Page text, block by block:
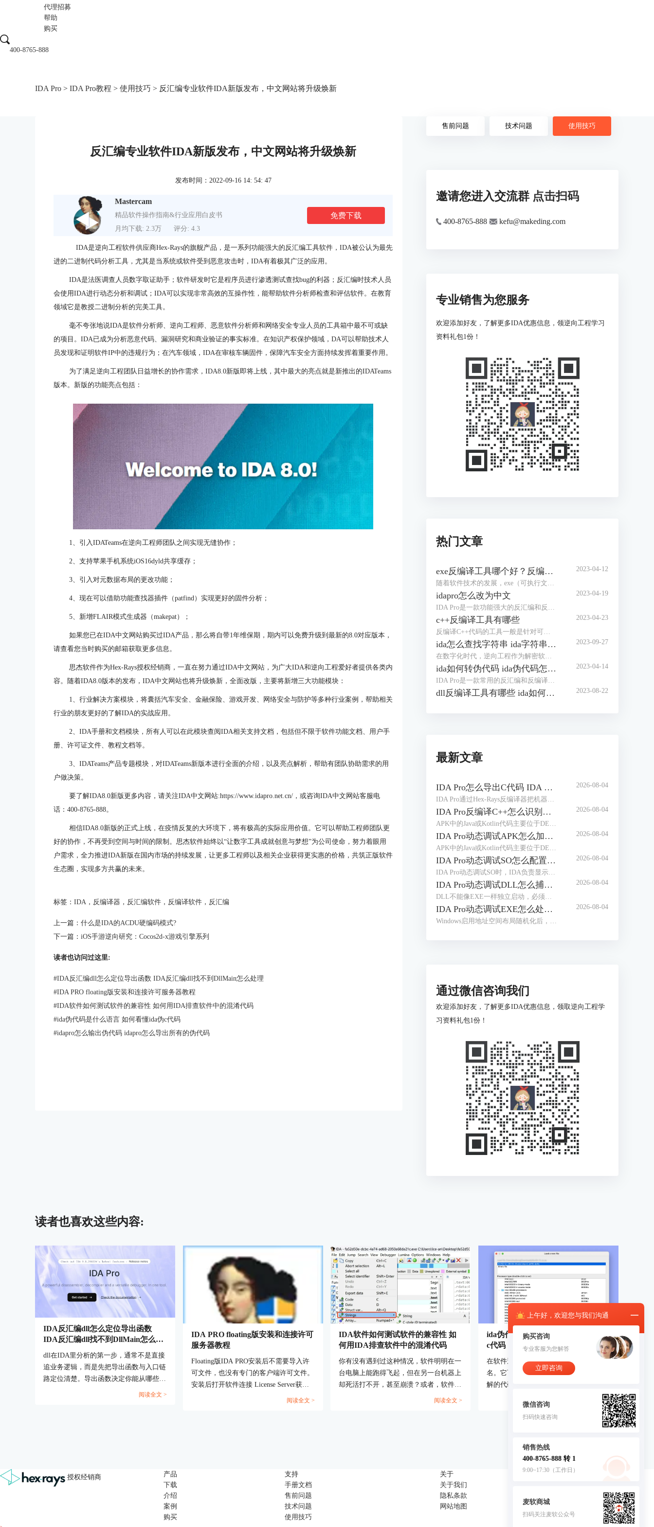
上午好， 欢迎您与我们沟通
购买咨询
专业客服为您解答
立即咨询
微信咨询
扫码快速咨询
销售热线
400-8765-888 转 1
9:00~17:30（工作日）
麦软商城
扫码关注麦软公众号
客服
代理招募
帮助
购买
400-8765-888
IDA Pro > IDA Pro教程 > 使用技巧 > 反汇编专业软件IDA新版发布，中文网站将升级焕新
反汇编专业软件IDA新版发布，中文网站将升级焕新
发布时间：2022-09-16 14: 54: 47
Mastercam
精品软件操作指南&行业应用白皮书
月均下载: 2.3万
评分: 4.3
免费下载
IDA是逆向工程软件供应商Hex-Rays的旗舰产品，是一系列功能强大的反汇编工具软件，IDA被公认为最先
进的二进制代码分析工具，尤其是当系统或软件受到恶意攻击时，IDA有着极其广泛的应用。
IDA是法医调查人员数字取证助手；软件研发时它是程序员进行渗透测试查找bug的利器；反汇编时技术人员
会使用IDA进行动态分析和调试；IDA可以实现非常高效的互操作性，能帮助软件分析师检查和评估软件。在教育
领域它是教授二进制分析的完美工具。
毫不夸张地说IDA是软件分析师、逆向工程师、恶意软件分析师和网络安全专业人员的工具箱中最不可或缺
的项目。IDA已成为分析恶意代码、漏洞研究和商业验证的事实标准。在知识产权保护领域，DA可以帮助技术人
员发现和证明软件IP中的违规行为；在汽车领域，IDA在审核车辆固件，保障汽车安全方面持续发挥着重要作用。
为了满足逆向工程团队日益增长的协作需求，IDA8.0新版即将上线，其中最大的亮点就是新推出的IDATeams
版本。新版的功能亮点包括：
1、引入IDATeams在逆向工程师团队之间实现无缝协作；
2、支持苹果手机系统iOS16dyld共享缓存；
3、引入对元数据布局的更改功能；
4、现在可以借助功能查找器插件（patfind）实现更好的固件分析；
5、新增FLAIR模式生成器（makepat）；
如果您已在IDA中文网站购买过IDA产品，那么将自带1年维保期，期内可以免费升级到最新的8.0对应版本，
请查看您当时购买的邮箱获取更多信息。
思杰软件作为Hex-Rays授权经销商，一直在努力通过IDA中文网站，为广大IDA和逆向工程爱好者提供各类内
容。随着IDA8.0版本的发布，IDA中文网站也将升级焕新，全面改版，主要将新增三大功能模块：
1、行业解决方案模块，将囊括汽车安全、金融保险、游戏开发、网络安全与防护等多种行业案例，帮助相关
行业的朋友更好的了解IDA的实战应用。
2、IDA手册和文档模块，所有人可以在此模块查阅IDA相关支持文档，包括但不限于软件功能文档、用户手
册、许可证文件、教程文档等。
3、IDATeams产品专题模块，对IDATeams新版本进行全面的介绍，以及亮点解析，帮助有团队协助需求的用
户做决策。
要了解IDA8.0新版更多内容，请关注IDA中文网站:https://www.idapro.net.cn/，或咨询IDA中文网站客服电
话：400-8765-888。
相信IDA8.0新版的正式上线，在疫情反复的大环境下，将有极高的实际应用价值。它可以帮助工程师团队更
好的协作，不再受到空间与时间的限制。思杰软件始终以“让数字工具成就创意与梦想”为公司使命，努力着眼用
户需求，全力推进IDA新版在国内市场的持续发展，让更多工程师以及相关企业获得更实惠的价格，共筑正版软件
生态圈，实现多方共赢的未来。
标签： IDA ， 反编译器 ， 反汇编软件 ， 反编译软件 ， 反汇编
上一篇： 什么是IDA的ACDU硬编码模式?
下一篇： iOS手游逆向研究：Cocos2d-x游戏引擎系列
读者也访问过这里:
#IDA反汇编dll怎么定位导出函数 IDA反汇编dll找不到DllMain怎么处理
#IDA PRO floating版安装和连接许可服务器教程
#IDA软件如何测试软件的兼容性 如何用IDA排查软件中的混淆代码
#ida伪代码是什么语言 如何看懂ida伪c代码
#idapro怎么输出伪代码 idapro怎么导出所有的伪代码
售前问题 技术问题 使用技巧
邀请您进入交流群 点击扫码
400-8765-888 kefu@makeding.com
专业销售为您服务
欢迎添加好友，了解更多IDA优惠信息，领逆向工程学习
资料礼包1份！
热门文章
exe反编译工具哪个好？反编译能力强的工具盘点 2023-04-12
idapro怎么改为中文 2023-04-19
c++反编译工具有哪些 2023-04-23
ida怎么查找字符串 ida字符串窗口快捷键 2023-09-27
ida如何转伪代码 ida伪代码怎么看 2023-04-14
dll反编译工具有哪些 ida如何反编译修改dll文件 2023-08-22
最新文章
IDA Pro怎么导出C代码 IDA Pro导出的C代码缺少变量声明如何处理 2026-08-04
IDA Pro反编译C++怎么识别虚函数 IDA Pro虚函数调用关系显示错误如何调整 2026-08-04
IDA Pro动态调试APK怎么加载符号 IDA Pro调试APK时符号名称缺失如何补全 2026-08-04
IDA Pro动态调试SO怎么配置远程服务器 IDA Pro远程调试连接频繁中断如何处理 2026-08-04
IDA Pro动态调试DLL怎么捕获模块加载 IDA Pro模块加载后断点没有触发是什么原因 2026-08-04
IDA Pro动态调试EXE怎么处理地址随机化 IDA Pro断点地址随程序启动变化如何定位 2026-08-04
通过微信咨询我们
欢迎添加好友，了解更多IDA优惠信息，领取逆向工程学
习资料礼包1份！
读者也喜欢这些内容:
IDA反汇编dll怎么定位导出函数
IDA反汇编dll找不到DllMain怎么处
dll在IDA里分析的第一步，通常不是直接
追业务逻辑，而是先把导出函数与入口链
路定位清楚。导出函数决定你能从哪些对
外接口切入，DllMain决定模块加载时最
阅读全文 >
IDA PRO floating版安装和连接许可
服务器教程
Floating版IDA PRO安装后不需要导入许
可文件，也没有专门的客户端许可文件。
安装后打开软件连接 License Server获取
许可，也可以借出许可脱离License Server
阅读全文 >
IDA软件如何测试软件的兼容性 如
何用IDA排查软件中的混淆代码
你有没有遇到过这种情况，软件明明在一
台电脑上能跑得飞起，但在另一台机器上
却死活打不开，甚至崩溃？或者，软件里
有一大堆加密过的代码，搞得你一头雾
阅读全文 >
ida伪代码是什么语言 如何看懂ida伪
c代码
在软件逆向工程里，IDA 这款工具特别有
名。它可以帮我们把机器码变成更容易理
解的代码。很多人觉得直接看汇编代码太
难，于是 IDA 提供了伪代码功能，能把
这些机器码“翻译”成像 C 语言那样的代
码，方便我们理解。所以，今天我们就来
c代码”这个问题，希望能让你对IDA伪代
码有更清晰的认识。...
阅读全文 >
授权经销商
产品
下载
介绍
案例
购买
支持
手册文档
售前问题
技术问题
使用技巧
关于
关于我们
隐私条款
网站地图
联系我们